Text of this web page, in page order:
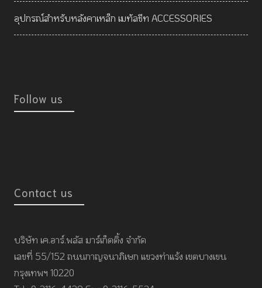
อุปกรณ์สำหรับหลังคาเหล็ก เมทัลชีท ACCESSORIES
Follow us
Contact us
บริษัท เค.อาร์.พลัส มาร์เก็ตติ้ง จำกัด
เลขที่ 55/152 ถนนกาญจนาภิเษก แขวงท่าแร้ง เขตบางเขน
กรุงเทพฯ 10220